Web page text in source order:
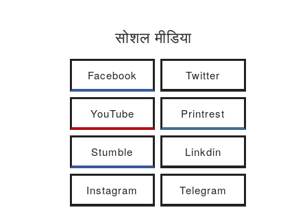
सोशल मीडिया
Facebook Twitter
YouTube Printrest
Stumble Linkdin
Instagram Telegram